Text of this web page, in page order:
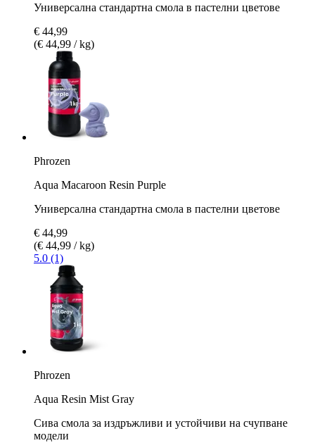
Универсална стандартна смола в пастелни цветове
€ 44,99
(€ 44,99 / kg)
Phrozen
Aqua Macaroon Resin Purple
Универсална стандартна смола в пастелни цветове
€ 44,99
(€ 44,99 / kg)
5.0 (1)
Phrozen
Aqua Resin Mist Gray
Сива смола за издръжливи и устойчиви на счупване
модели